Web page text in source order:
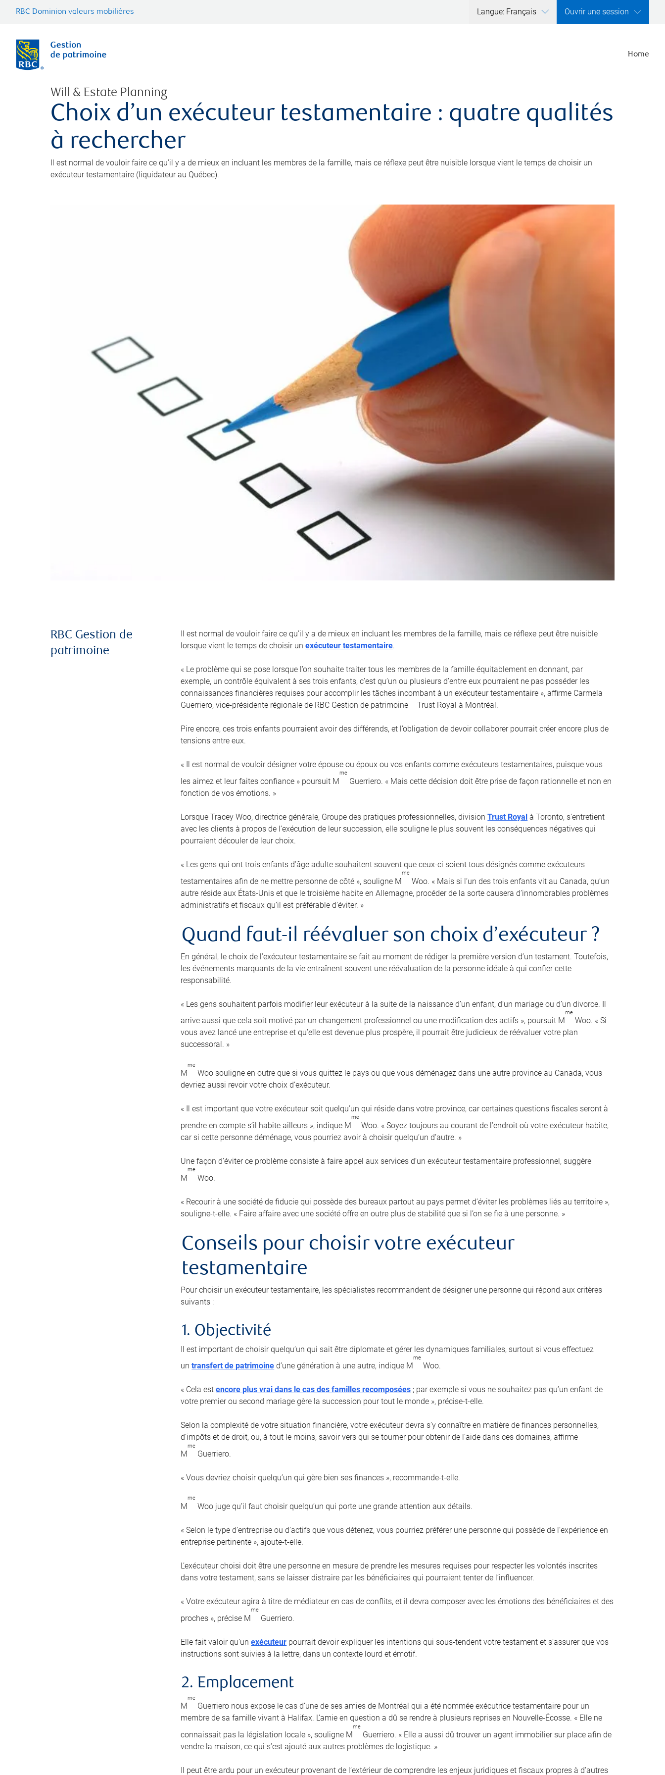
RBC Dominion valeurs mobilières Langue: Français Ouvrir une session
Home
Will & Estate Planning
Choix d’un exécuteur testamentaire : quatre qualités
à rechercher
Il est normal de vouloir faire ce qu’il y a de mieux en incluant les membres de la famille, mais ce réflexe peut être nuisible lorsque vient le temps de choisir un
exécuteur testamentaire (liquidateur au Québec).
RBC Gestion de
patrimoine
Il est normal de vouloir faire ce qu’il y a de mieux en incluant les membres de la famille, mais ce réflexe peut être nuisible
lorsque vient le temps de choisir unexécuteur testamentaire.
« Le problème qui se pose lorsque l’on souhaite traiter tous les membres de la famille équitablement en donnant, par
exemple, un contrôle équivalent à ses trois enfants, c’est qu’un ou plusieurs d’entre eux pourraient ne pas posséder les
connaissances financières requises pour accomplir les tâches incombant à un exécuteur testamentaire », affirme Carmela
Guerriero, vice-présidente régionale de RBC Gestion de patrimoine – Trust Royal à Montréal.
Pire encore, ces trois enfants pourraient avoir des différends, et l’obligation de devoir collaborer pourrait créer encore plus de
tensions entre eux.
« Il est normal de vouloir désigner votre épouse ou époux ou vos enfants comme exécuteurs testamentaires, puisque vous
les aimez et leur faites confiance » poursuit M
me
Guerriero. « Mais cette décision doit être prise de façon rationnelle et non en
fonction de vos émotions. »
Lorsque Tracey Woo, directrice générale, Groupe des pratiques professionnelles, divisionTrust Royal à Toronto, s’entretient
avec les clients à propos de l’exécution de leur succession, elle souligne le plus souvent les conséquences négatives qui
pourraient découler de leur choix.
« Les gens qui ont trois enfants d’âge adulte souhaitent souvent que ceux-ci soient tous désignés comme exécuteurs
testamentaires afin de ne mettre personne de côté », souligne M
me
Woo. « Mais si l’un des trois enfants vit au Canada, qu’un
autre réside aux États-Unis et que le troisième habite en Allemagne, procéder de la sorte causera d’innombrables problèmes
administratifs et fiscaux qu’il est préférable d’éviter. »
Quand faut-il réévaluer son choix d’exécuteur ?
En général, le choix de l’exécuteur testamentaire se fait au moment de rédiger la première version d’un testament. Toutefois,
les événements marquants de la vie entraînent souvent une réévaluation de la personne idéale à qui confier cette
responsabilité.
« Les gens souhaitent parfois modifier leur exécuteur à la suite de la naissance d’un enfant, d’un mariage ou d’un divorce. Il
arrive aussi que cela soit motivé par un changement professionnel ou une modification des actifs », poursuit M
me
Woo. « Si
vous avez lancé une entreprise et qu’elle est devenue plus prospère, il pourrait être judicieux de réévaluer votre plan
successoral. »
M
me
Woo souligne en outre que si vous quittez le pays ou que vous déménagez dans une autre province au Canada, vous
devriez aussi revoir votre choix d’exécuteur.
« Il est important que votre exécuteur soit quelqu’un qui réside dans votre province, car certaines questions fiscales seront à
prendre en compte s’il habite ailleurs », indique M
me
Woo. « Soyez toujours au courant de l’endroit où votre exécuteur habite,
car si cette personne déménage, vous pourriez avoir à choisir quelqu’un d’autre. »
Une façon d’éviter ce problème consiste à faire appel aux services d’un exécuteur testamentaire professionnel, suggère
M
me
Woo.
« Recourir à une société de fiducie qui possède des bureaux partout au pays permet d’éviter les problèmes liés au territoire »,
souligne-t-elle. « Faire affaire avec une société offre en outre plus de stabilité que si l’on se fie à une personne. »
Conseils pour choisir votre exécuteur
testamentaire
Pour choisir un exécuteur testamentaire, les spécialistes recommandent de désigner une personne qui répond aux critères
suivants :
1. Objectivité
Il est important de choisir quelqu’un qui sait être diplomate et gérer les dynamiques familiales, surtout si vous effectuez
untransfert de patrimoine d’une génération à une autre, indique M
me
Woo.
« Cela estencore plus vrai dans le cas des familles recomposées ; par exemple si vous ne souhaitez pas qu’un enfant de
votre premier ou second mariage gère la succession pour tout le monde », précise-t-elle.
Selon la complexité de votre situation financière, votre exécuteur devra s’y connaître en matière de finances personnelles,
d’impôts et de droit, ou, à tout le moins, savoir vers qui se tourner pour obtenir de l’aide dans ces domaines, affirme
M
me
Guerriero.
« Vous devriez choisir quelqu’un qui gère bien ses finances », recommande-t-elle.
M
me
Woo juge qu’il faut choisir quelqu’un qui porte une grande attention aux détails.
« Selon le type d’entreprise ou d’actifs que vous détenez, vous pourriez préférer une personne qui possède de l’expérience en
entreprise pertinente », ajoute-t-elle.
L’exécuteur choisi doit être une personne en mesure de prendre les mesures requises pour respecter les volontés inscrites
dans votre testament, sans se laisser distraire par les bénéficiaires qui pourraient tenter de l’influencer.
« Votre exécuteur agira à titre de médiateur en cas de conflits, et il devra composer avec les émotions des bénéficiaires et des
proches », précise M
me
Guerriero.
Elle fait valoir qu’unexécuteur pourrait devoir expliquer les intentions qui sous-tendent votre testament et s’assurer que vos
instructions sont suivies à la lettre, dans un contexte lourd et émotif.
2. Emplacement
M
me
Guerriero nous expose le cas d’une de ses amies de Montréal qui a été nommée exécutrice testamentaire pour un
membre de sa famille vivant à Halifax. L’amie en question a dû se rendre à plusieurs reprises en Nouvelle-Écosse. « Elle ne
connaissait pas la législation locale », souligne M
me
Guerriero. « Elle a aussi dû trouver un agent immobilier sur place afin de
vendre la maison, ce qui s’est ajouté aux autres problèmes de logistique. »
Il peut être ardu pour un exécuteur provenant de l’extérieur de comprendre les enjeux juridiques et fiscaux propres à d’autres